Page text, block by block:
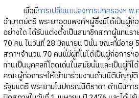
เมื่อมีการเปลี่ยนแปลงการปกครองฯ พ.
อำมาตย์ตรี พระยาอุดมพงศ์ฯผู้ซึ่งมิได้เป็นผู้ก่
อย่างใด ได้รับแต่งตั้งเป็นสมาชิกสภาผู้แทนร
70 คน ในวันที่ 28 มิถุนายน ปีนั้น ขณะที่มีอายุ
สภาฯจำนวน 70 คนนี้มีผู้ที่ไม่ได้เป็นผู้ก่อการฯ
ท่านเป็นบุคคลที่โดดเด่นในสมัยนั้นและเป็นผู้ที่ไ
คณะผู้ก่อการฯให้เข้ามาร่วมงานด้านนิติบัญญั
รัฐมนตรี พระยามโนปกรณ์นิติธาดา ดำเนินกา